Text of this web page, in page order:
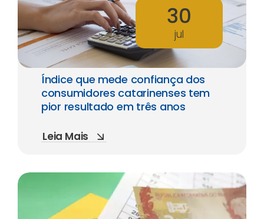
30
jul
Índice que mede confiança dos
consumidores catarinenses tem
pior resultado em três anos
Leia Mais